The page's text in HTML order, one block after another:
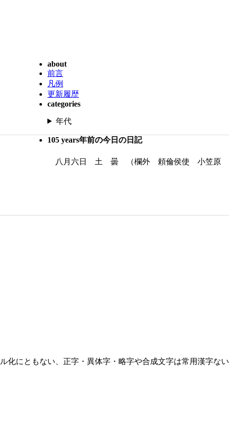
about
前言
凡例
更新履歴
categories
年代
105 years年前の今日の日記
八月六日 土 曇 （欄外 頼倫侯使 小笠原
化にともない、正字・異体字・略字や合成文字は常用漢字ない